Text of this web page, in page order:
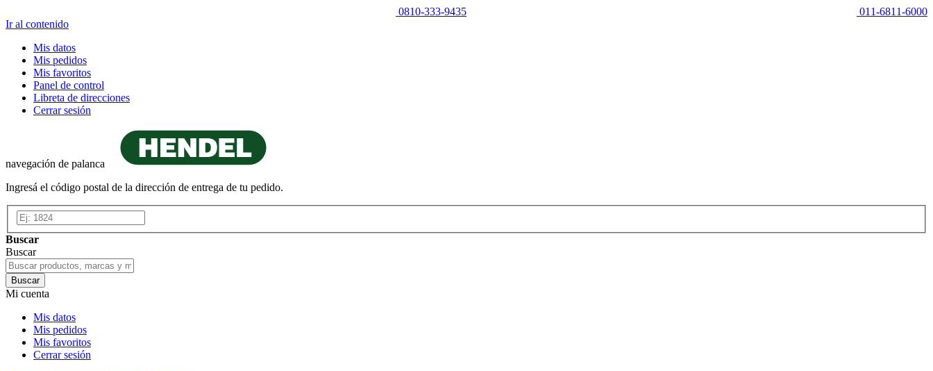
0810-333-9435
011-6811-6000
Ir al contenido
Mis datos
Mis pedidos
Mis favoritos
Panel de control
Libreta de direcciones
Cerrar sesión
navegación de palanca
Ingresá el código postal de la dirección de entrega de tu pedido.
Buscar
Buscar
Buscar
Mi cuenta
Mis datos
Mis pedidos
Mis favoritos
Cerrar sesión